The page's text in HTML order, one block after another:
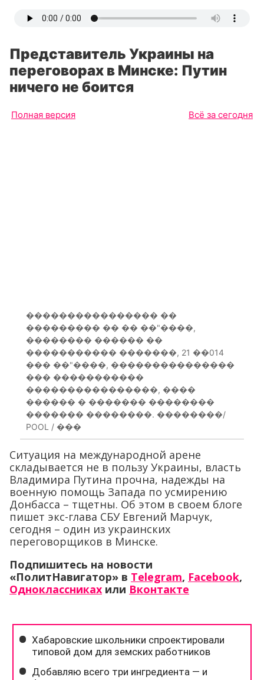
Представитель Украины на
переговорах в Минске: Путин
ничего не боится
Полная версия Всё за сегодня
���������������� ��
��������� �� �� ��"����,
�������� ������ ��
����������� �������, 21 ��014
��� ��"����, ���������������
��� �����������
����������������, ����
������ � ������� ��������
������� ��������. ��������/
POOL / ���
Ситуация на международной арене
складывается не в пользу Украины, власть
Владимира Путина прочна, надежды на
военную помощь Запада по усмирению
Донбасса – тщетны. Об этом в своем блоге
пишет экс-глава СБУ Евгений Марчук,
сегодня – один из украинских
переговорщиков в Минске.
Подпишитесь на новости
«ПолитНавигатор» в Telegram, Facebook,
Одноклассниках или Вконтакте